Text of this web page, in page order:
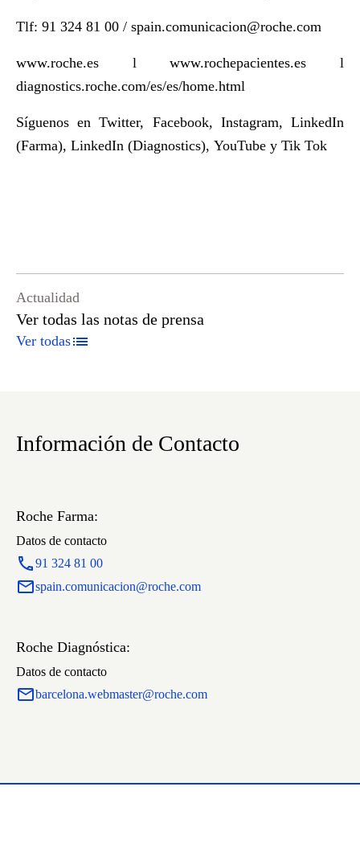
Tlf: 91 324 81 00 / spain.comunicacion@roche.com
www.roche.es lwww.rochepacientes.es l
diagnostics.roche.com/es/es/home.html
Síguenos enTwitter, Facebook, Instagram,LinkedIn
(Farma), LinkedIn (Diagnostics), YouTube y Tik Tok
Actualidad
Ver todas las notas de prensa
Ver todas
Información de Contacto
Roche Farma:
Datos de contacto
91 324 81 00
spain.comunicacion@roche.com
Roche Diagnóstica:
Datos de contacto
barcelona.webmaster@roche.com